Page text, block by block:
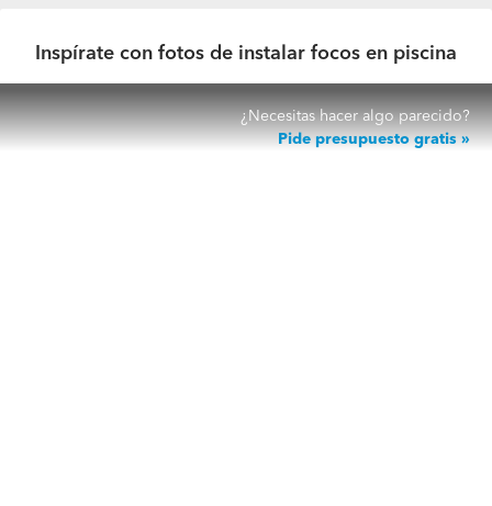
Inspírate con fotos de instalar focos en piscina
¿Necesitas hacer algo parecido?
Pide presupuesto gratis